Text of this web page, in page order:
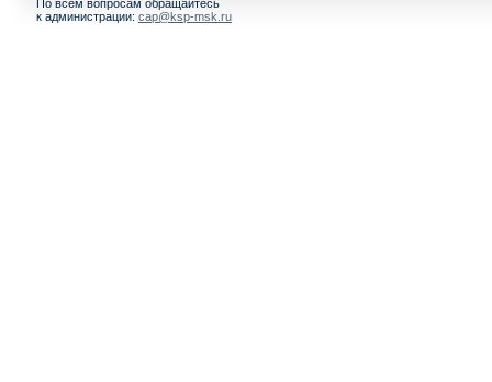
По всем вопросам обращайтесь
к администрации: cap@ksp-msk.ru